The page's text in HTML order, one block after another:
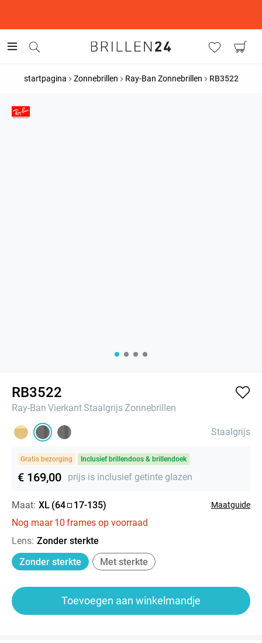
startpagina Zonnebrillen Ray-Ban Zonnebrillen RB3522
RB3522
Ray-Ban Vierkant StaalgrijsZonnebrillen
Staalgrijs
Gratis bezorging Inclusief brillendoos & brillendoek
€ 169,00 prijs is inclusief getinte glazen
Maat: XL (64 17-135) Maatguide
Nog maar 10 frames op voorraad
Lens: Zonder sterkte
Zonder sterkte
Met sterkte
Toevoegen aan winkelmandje